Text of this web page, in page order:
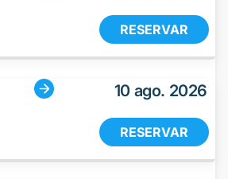
RESERVAR
10 ago. 2026
RESERVAR